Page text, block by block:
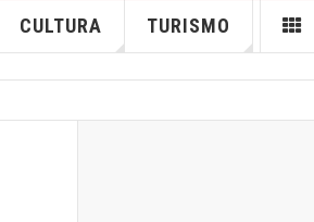
CULTURA TURISMO